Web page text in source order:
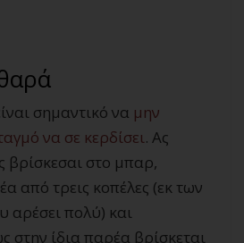
σημαντικό να μην
να σε κερδίσει. Ας
στο μπαρ,
από τρεις κοπέλες (εκ των
αρέσει πολύ) και
στην ίδια παρέα βρίσκεται